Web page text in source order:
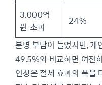
3,000억
원 초과
24%
분명 부담이 늘었지만, 개
49.5%와 비교하면 여전
인상은 절세 효과의 폭을